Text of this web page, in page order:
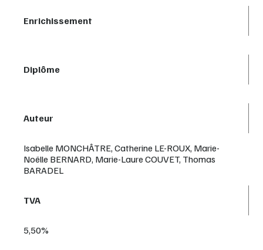
Enrichissement
Diplôme
Auteur
Isabelle MONCHÂTRE, Catherine LE-ROUX, Marie-
Noëlle BERNARD, Marie-Laure COUVET, Thomas
BARADEL
TVA
5,50%